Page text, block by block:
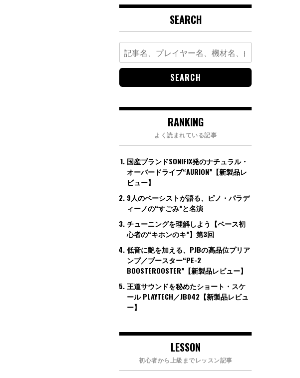
SEARCH
Search
for:
RANKING
よく読まれている記事
国産ブランドSONIFIX発のナチュラル・
オーバードライブ“AURION”【新製品レ
ビュー】
9人のベーシストが語る、ピノ・パラデ
ィーノの“すごみ”と名演
チューニングを理解しよう【ベース初
心者の“キホンのキ”】第3回
低音に艶を加える、PJBの高品位プリア
ンプ／ブースター“PE-2
BOOSTEROOSTER”【新製品レビュー】
王道サウンドを秘めたショート・スケ
ール PLAYTECH／JB042【新製品レビュ
ー】
LESSON
初心者から上級までレッスン記事